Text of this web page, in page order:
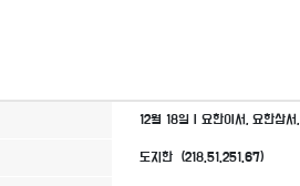
12월 18일 | 요한이서, 요한삼
도지한 (218.51.251.67)